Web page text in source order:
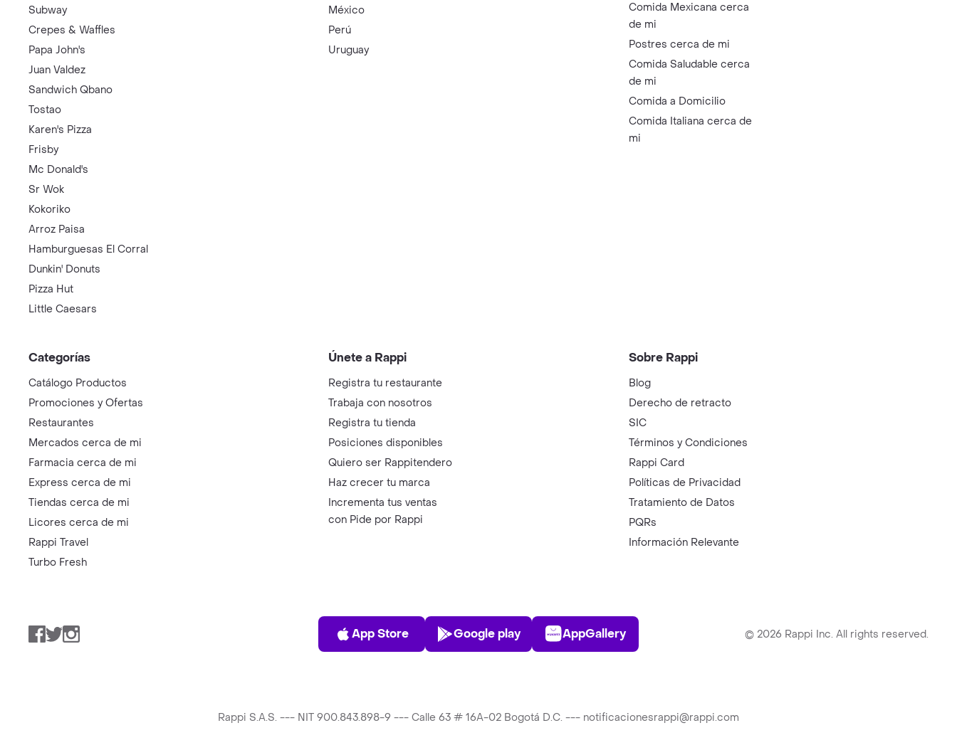
Subway
Crepes & Waffles
Papa John's
Juan Valdez
Sandwich Qbano
Tostao
Karen's Pizza
Frisby
Mc Donald's
Sr Wok
Kokoriko
Arroz Paisa
Hamburguesas El Corral
Dunkin' Donuts
Pizza Hut
Little Caesars
México
Perú
Uruguay
Comida Mexicana cerca
de mi
Postres cerca de mi
Comida Saludable cerca
de mi
Comida a Domicilio
Comida Italiana cerca de
mi
Categorías
Catálogo Productos
Promociones y Ofertas
Restaurantes
Mercados cerca de mi
Farmacia cerca de mi
Express cerca de mi
Tiendas cerca de mi
Licores cerca de mi
Rappi Travel
Turbo Fresh
Únete a Rappi
Registra tu restaurante
Trabaja con nosotros
Registra tu tienda
Posiciones disponibles
Quiero ser Rappitendero
Haz crecer tu marca
Incrementa tus ventas
con Pide por Rappi
Sobre Rappi
Blog
Derecho de retracto
SIC
Términos y Condiciones
Rappi Card
Políticas de Privacidad
Tratamiento de Datos
PQRs
Información Relevante
Facebook
TwitterInstagram
App Store
App Store
Play Store
Google play
AppGallery
AppGallery © 2026 Rappi Inc. All rights reserved.
Rappi S.A.S. --- NIT 900.843.898-9 --- Calle 63 # 16A-02 Bogotá D.C. --- notificacionesrappi@rappi.com